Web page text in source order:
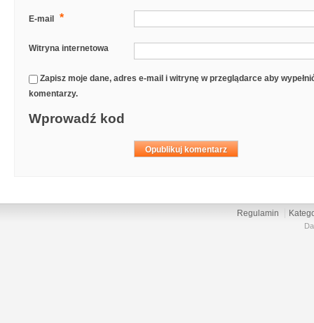
E-mail *
Witryna internetowa
Zapisz moje dane, adres e-mail i witrynę w przeglądarce aby
komentarzy.
Wprowadź kod
Regulamin